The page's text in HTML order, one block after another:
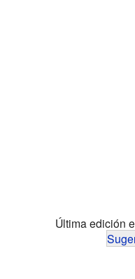
Última edición